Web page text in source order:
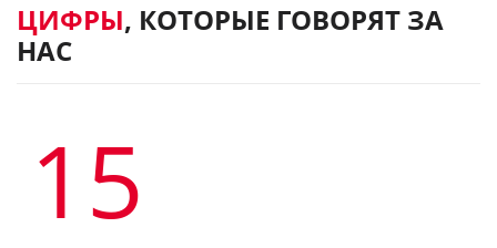
ЦИФРЫ, КОТОРЫЕ ГОВОРЯТ ЗА
НАС
15